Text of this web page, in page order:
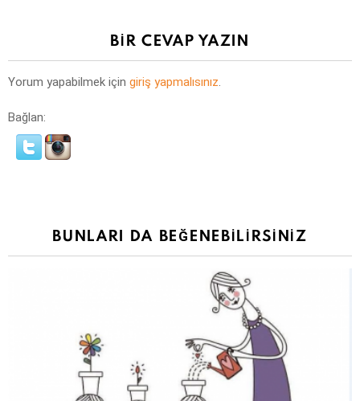
BIR CEVAP YAZIN
Yorum yapabilmek için giriş yapmalısınız.
Bağlan:
BUNLARI DA BEĞENEBILIRSINIZ